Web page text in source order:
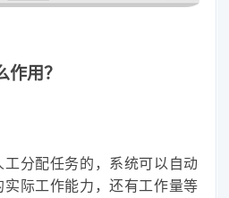
用？
分配任务的，系统可以自动
际工作能力，还有工作量等